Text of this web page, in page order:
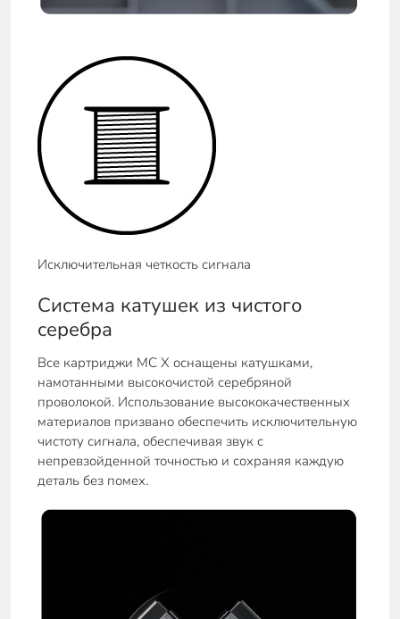
Исключительная четкость сигнала
Система катушек из чистого
серебра
Все картриджи MC X оснащены катушками,
намотанными высокочистой серебряной
проволокой. Использование высококачественных
материалов призвано обеспечить исключительную
чистоту сигнала, обеспечивая звук с
непревзойденной точностью и сохраняя каждую
деталь без помех.